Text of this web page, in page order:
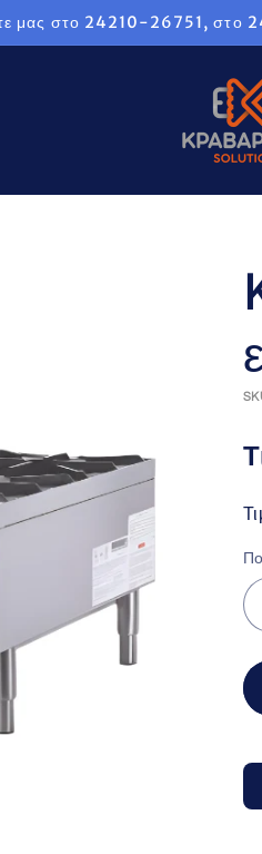
στο 24210-26751, στο